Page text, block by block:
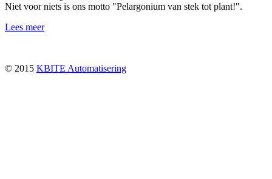
Niet voor niets is ons motto "Pelargonium van stek tot plant!".
Lees meer
© 2015 KBITE Automatisering